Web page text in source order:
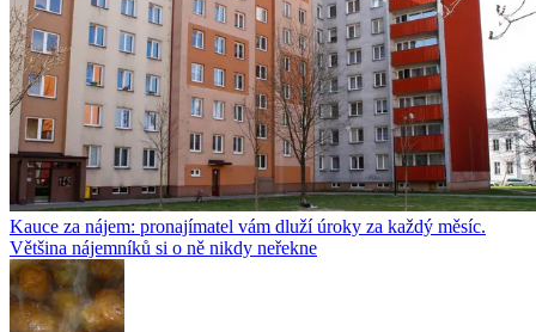
Kauce za nájem: pronajímatel vám dluží úroky za každý měsíc.
Většina nájemníků si o ně nikdy neřekne